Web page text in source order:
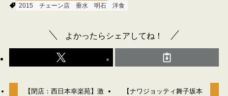
2015
チェーン店 垂水 明石 洋食
よかったらシェアしてね！
【閉店：西日本幸楽苑】激
【ナワジョッティ舞子坂本